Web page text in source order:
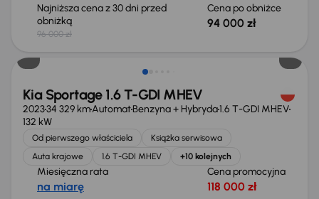
Najniższa cena z 30 dni przed
obniżką
96 000 zł
Cena po obniżce
94 000 zł
Świeżo skupione
Kia Sportage 1.6 T-GDI MHEV
202334 329 kmAutomatBenzyna + Hybryda1.6 T-GDI MHEV
132 kW
Od pierwszego właściciela
Książka serwisowa
Auta krajowe
1.6 T-GDI MHEV +10 kolejnych
Miesięczna rata
na miarę
Cena promocyjna
118 000 zł